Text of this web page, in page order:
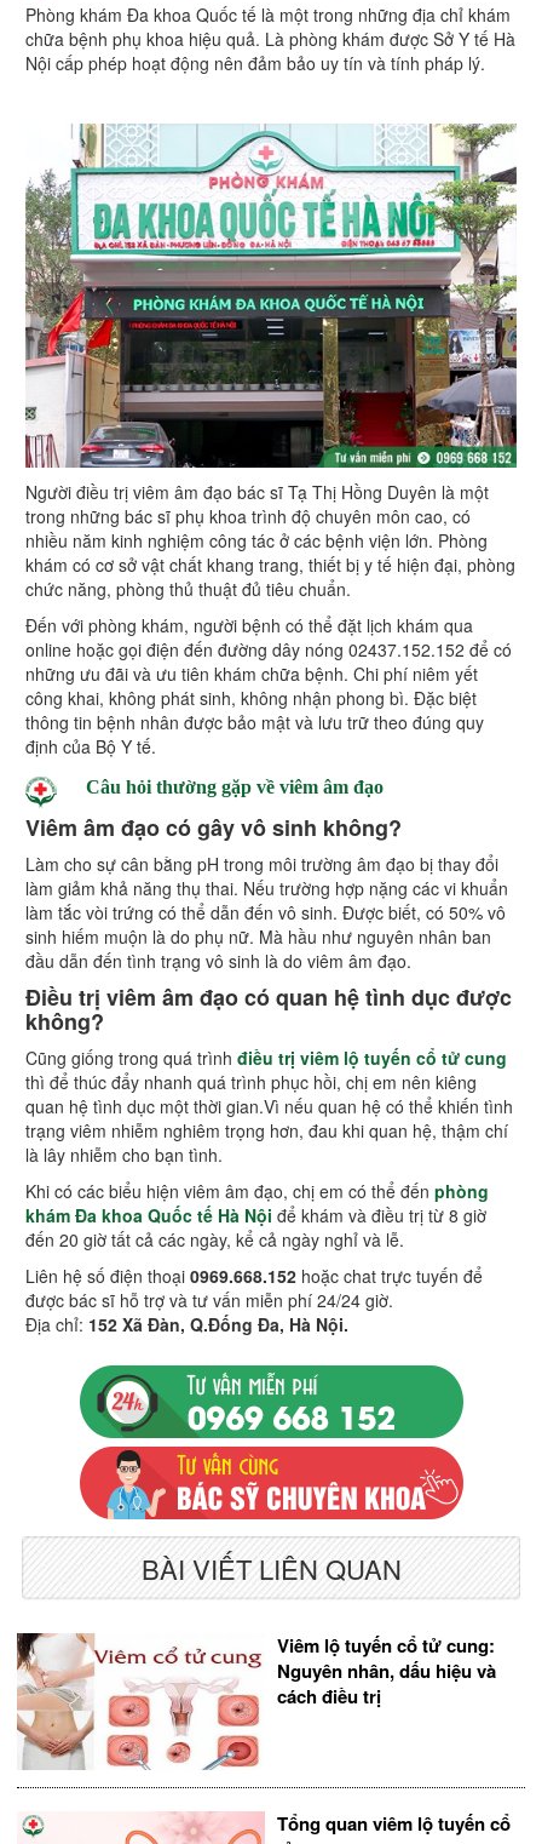
Phòng khám Đa khoa Quốc tế là một trong những địa chỉ khám
chữa bệnh phụ khoa hiệu quả. Là phòng khám được Sở Y tế Hà
Nội cấp phép hoạt động nên đảm bảo uy tín và tính pháp lý.
Người điều trị viêm âm đạo bác sĩ Tạ Thị Hồng Duyên là một
trong những bác sĩ phụ khoa trình độ chuyên môn cao, có
nhiều năm kinh nghiệm công tác ở các bệnh viện lớn. Phòng
khám có cơ sở vật chất khang trang, thiết bị y tế hiện đại, phòng
chức năng, phòng thủ thuật đủ tiêu chuẩn.
Đến với phòng khám, người bệnh có thể đặt lịch khám qua
online hoặc gọi điện đến đường dây nóng 02437.152.152 để có
những ưu đãi và ưu tiên khám chữa bệnh. Chi phí niêm yết
công khai, không phát sinh, không nhận phong bì. Đặc biệt
thông tin bệnh nhân được bảo mật và lưu trữ theo đúng quy
định của Bộ Y tế.
Câu hỏi thường gặp về viêm âm đạo
Viêm âm đạo có gây vô sinh không?
Làm cho sự cân bằng pH trong môi trường âm đạo bị thay đổi
làm giảm khả năng thụ thai. Nếu trường hợp nặng các vi khuẩn
làm tắc vòi trứng có thể dẫn đến vô sinh. Được biết, có 50% vô
sinh hiếm muộn là do phụ nữ. Mà hầu như nguyên nhân ban
đầu dẫn đến tình trạng vô sinh là do viêm âm đạo.
Điều trị viêm âm đạo có quan hệ tình dục được
không?
Cũng giống trong quá trình điều trị viêm lộ tuyến cổ tử cung
thì để thúc đẩy nhanh quá trình phục hồi, chị em nên kiêng
quan hệ tình dục một thời gian.Vì nếu quan hệ có thể khiến tình
trạng viêm nhiễm nghiêm trọng hơn, đau khi quan hệ, thậm chí
là lây nhiễm cho bạn tình.
Khi có các biểu hiện viêm âm đạo, chị em có thể đến phòng
khám Đa khoa Quốc tế Hà Nội để khám và điều trị từ 8 giờ
đến 20 giờ tất cả các ngày, kể cả ngày nghỉ và lễ.
Liên hệ số điện thoại 0969.668.152 hoặc chat trực tuyến để
được bác sĩ hỗ trợ và tư vấn miễn phí 24/24 giờ.
Địa chỉ: 152 Xã Đàn, Q.Đống Đa, Hà Nội.
BÀI VIẾT LIÊN QUAN
Viêm lộ tuyến cổ tử cung:
Nguyên nhân, dấu hiệu và
cách điều trị
Tổng quan viêm lộ tuyến cổ